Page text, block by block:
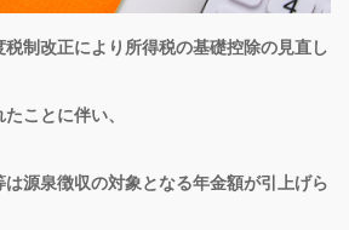
税制改正により所得税の基礎控除の見直し
ことに伴い、
は源泉徴収の対象となる年金額が引上げら